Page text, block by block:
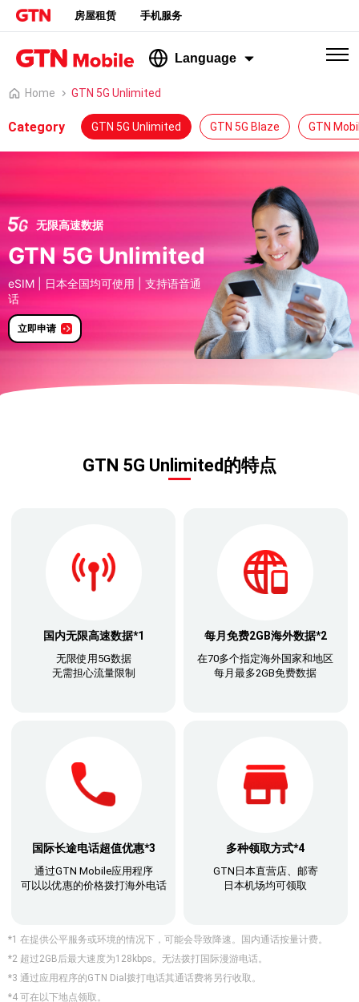
房屋租赁 手机服务
Language
Home GTN 5G Unlimited
Category GTN 5G Unlimited GTN 5G Blaze GTN
无限高速数据
GTN 5G Unlimited
eSIM | 日本全国均可使用 | 支持语音通
话
立即申请
GTN 5G Unlimited的特点
国内无限高速数据*1
无限使用5G数据
无需担心流量限制
每月免费2GB海外数据*2
在70多个指定海外国家和地区
每月最多2GB免费数据
国际长途电话超值优惠*3
通过GTN Mobile应用程序
可以以优惠的价格拨打海外电话
多种领取方式*4
GTN日本直营店、邮寄
日本机场均可领取
*1 在提供公平服务或环境的情况下，可能会导致降速。国内通话按量计费。
*2 超过2GB后最大速度为128kbps。无法拨打国际漫游电话。
*3 通过应用程序的GTN Dial拨打电话其通话费将另行收取。
*4 可在以下地点领取。